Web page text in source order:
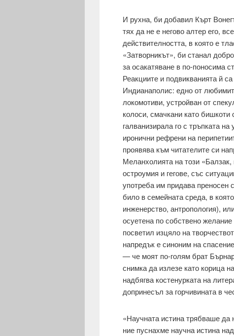
И рухна, би добавил Кърт
тях да не е негово алтер его,
действителността, в която е
«Затворникът», би станал
за осакатяване в по-поносима
Реакциите и подвикванията й
Индианаполис: едно от
локомотиви, устройван от
колоси, смачкани като
галванизирала го с тръпката
иронични рефрени на
проявява към читателите си
Меланхолията на този
остроумия и гегове, със
употреба им придава преносен
било в семейната среда, в
инженерство, антропология),
осуетена по собствено
посветил изцяло на
напредък е синоним на
— че моят по-голям брат
снимка да излезе като корица
над­бягва костенурката на
допринесъл за горчи­вината в
«Научната истина трябваше да
ние пуснахме научна истина